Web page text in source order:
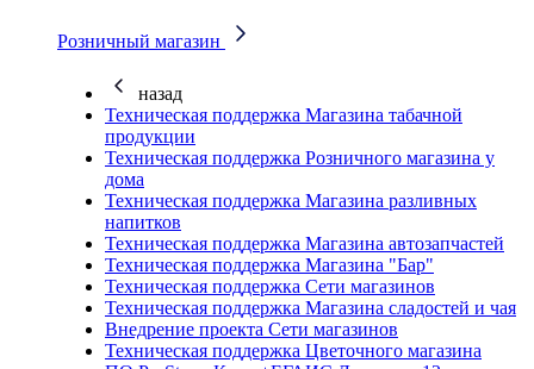
Розничный магазин
назад
Техническая поддержка Магазина табачной
продукции
Техническая поддержка Розничного магазина у
дома
Техническая поддержка Магазина разливных
напитков
Техническая поддержка Магазина автозапчастей
Техническая поддержка Магазина "Бар"
Техническая поддержка Сети магазинов
Техническая поддержка Магазина сладостей и чая
Внедрение проекта Сети магазинов
Техническая поддержка Цветочного магазина